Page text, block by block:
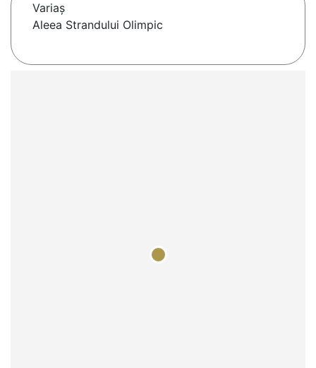
Variaş
Aleea Strandului Olimpic